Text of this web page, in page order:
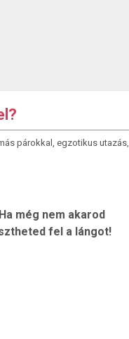
párokkal , egzotikus utazás,
még nem akarod
fel a lángot!